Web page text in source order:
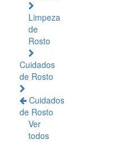
Limpeza
de
Rosto
Cuidados
de Rosto
Cuidados
de Rosto
Ver
todos